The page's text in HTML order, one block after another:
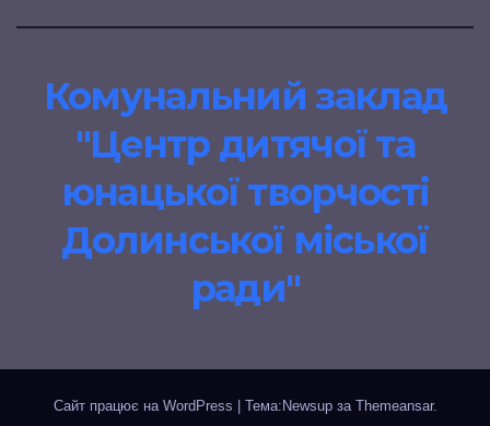
Комунальний заклад
"Центр дитячої та
юнацької творчості
Долинської міської
ради"
Сайт працює на WordPress Тема:Newsup за Themeansar.